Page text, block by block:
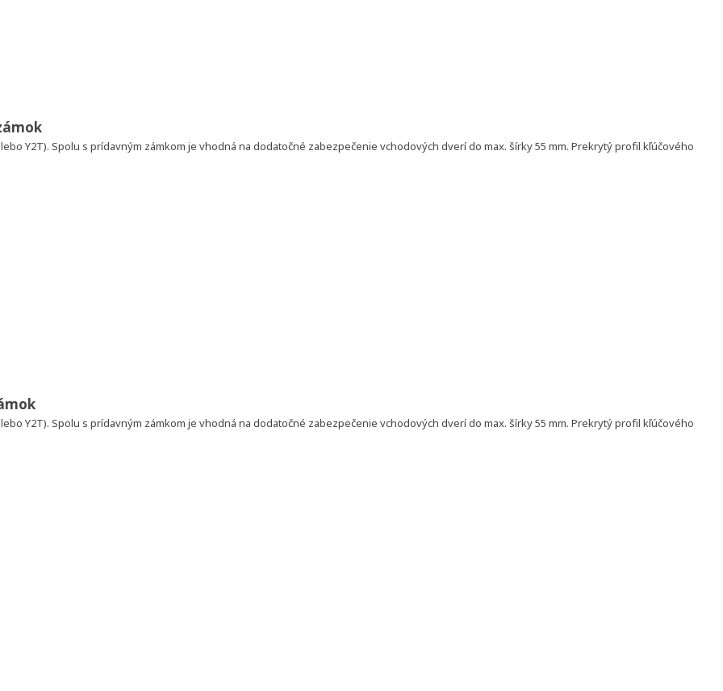
Y2T). Spolu s prídavným zámkom je vhodná na dodatočné zabezpečenie vchodových dverí do max. šírky 55 mm. Prekrytý profil kľúčového
Y2T). Spolu s prídavným zámkom je vhodná na dodatočné zabezpečenie vchodových dverí do max. šírky 55 mm. Prekrytý profil kľúčového